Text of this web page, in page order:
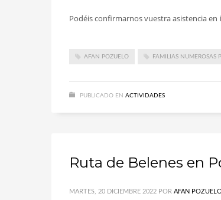
Podéis confirmarnos vuestra asistencia en
AFAN POZUELO FAMILIAS NUMEROSAS
PUBLICADO EN ACTIVIDADES
Ruta de Belenes en
MARTES, 20 DICIEMBRE 2022 POR AFAN